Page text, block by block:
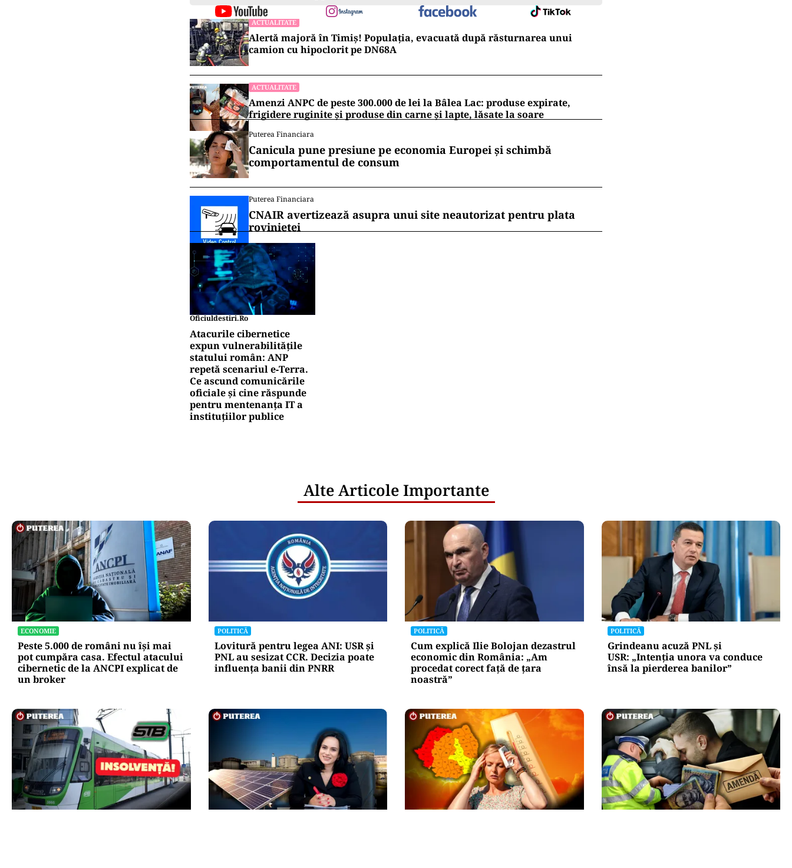
ACTUALITATE
Alertă majoră în Timiș! Populația, evacuată după răsturnarea unui
camion cu hipoclorit pe DN68A
ACTUALITATE
Amenzi ANPC de peste 300.000 de lei la Bâlea Lac: produse expirate,
frigidere ruginite și produse din carne și lapte, lăsate la soare
Puterea Financiara
Canicula pune presiune pe economia Europei și schimbă
comportamentul de consum
Puterea Financiara
CNAIR avertizează asupra unui site neautorizat pentru plata
rovinietei
Oficiuldestiri.ro
Atacurile cibernetice
expun vulnerabilitățile
statului român: ANP
repetă scenariul e‑Terra.
Ce ascund comunicările
oficiale și cine răspunde
pentru mentenanța IT a
instituțiilor publice
Alte Articole Importante
ECONOMIE
Peste 5.000 de români nu își mai
pot cumpăra casa. Efectul atacului
cibernetic de la ANCPI explicat de
un broker
POLITICĂ
Lovitură pentru legea ANI: USR și
PNL au sesizat CCR. Decizia poate
influența banii din PNRR
POLITICĂ
Cum explică Ilie Bolojan dezastrul
economic din România: „Am
procedat corect față de țara
noastră”
POLITICĂ
Grindeanu acuză PNL și
USR: „Intenția unora va conduce
însă la pierderea banilor”